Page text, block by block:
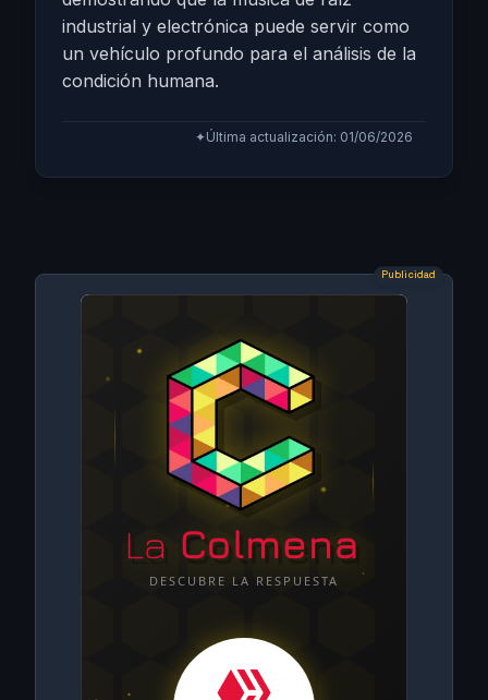
industrial y electrónica puede servir como
un vehículo profundo para el análisis de la
condición humana.
✦Última actualización: 01/06/2026
Publicidad